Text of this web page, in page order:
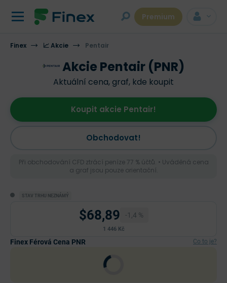
Premium
Finex 📈 Akcie Pentair
Akcie Pentair (PNR)
Aktuální cena, graf, kde koupit
Obchodovat!
Koupit akcie Pentair!
Při obchodování CFD ztrácí peníze 77 % účtů. • Uváděná cena
a graf jsou pouze orientační.
STAV TRHU NEZNÁMÝ
$68,89 -1,4 %
1 446 Kč
Finex Férová Cena PNR Co to je?